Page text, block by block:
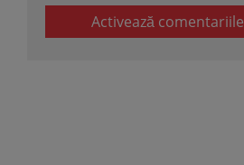
Activează comentariile